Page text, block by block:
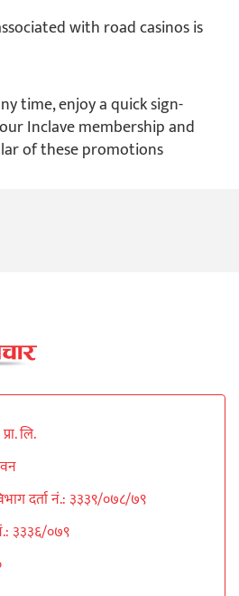
with road casinos is
time, enjoy a quick sign-
Inclave membership and
of these promotions
लि.
दर्ता नं.: ३३३९/०७८/७९
३३३६/०७९